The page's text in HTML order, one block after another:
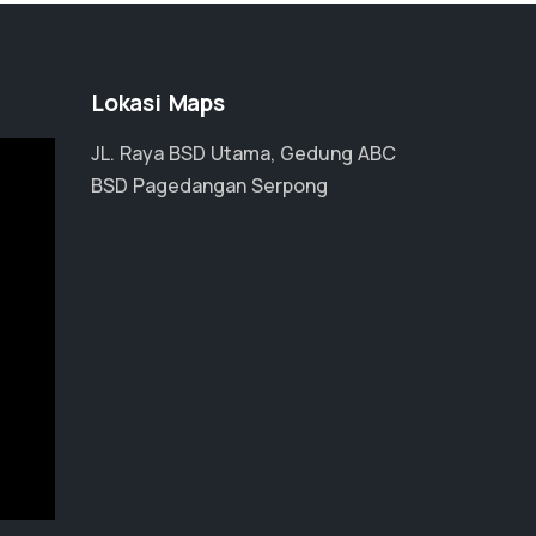
Lokasi Maps
JL. Raya BSD Utama, Gedung ABC
BSD Pagedangan Serpong